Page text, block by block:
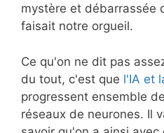
mystère et débarrassée
faisait notre orgueil.
Ce qu'on ne dit pas
du tout, c'est que l'IA et
progressent ensemble
réseaux de neurones. Il